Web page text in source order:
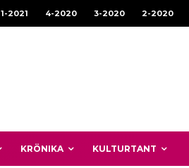
1-2021 4-2020 3-2020 2-2020
KRÖNIKA KULTURTANT